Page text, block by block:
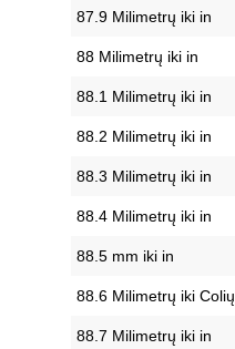
87.9 Milimetrų iki in
88 Milimetrų iki in
88.1 Milimetrų iki in
88.2 Milimetrų iki in
88.3 Milimetrų iki in
88.4 Milimetrų iki in
88.5 mm iki in
88.6 Milimetrų iki Colių
88.7 Milimetrų iki in